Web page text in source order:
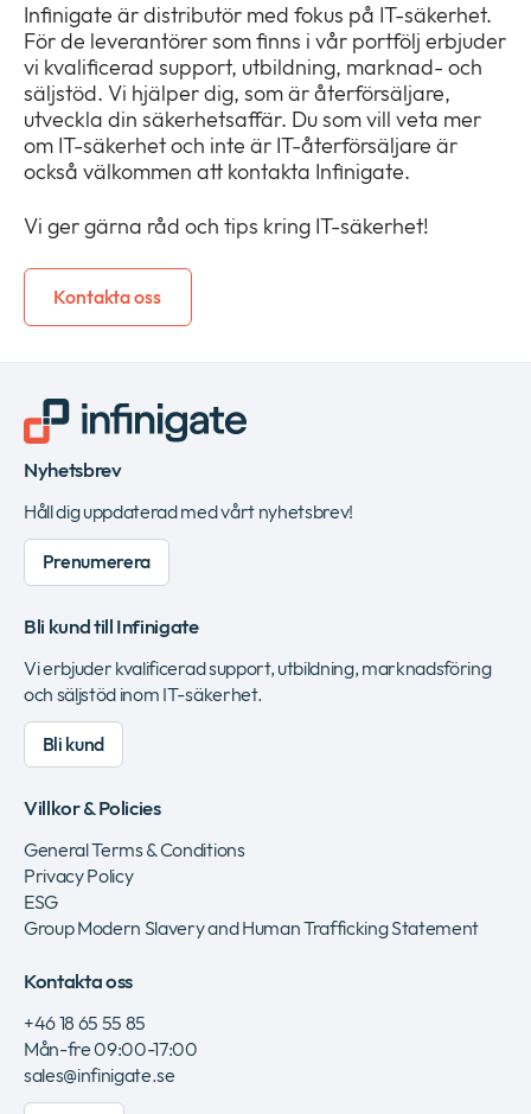
Infinigate är distributör med fokus på IT-säkerhet.
För de leverantörer som finns i vår portfölj erbjuder
vi kvalificerad support, utbildning, marknad- och
säljstöd. Vi hjälper dig, som är återförsäljare,
utveckla din säkerhetsaffär. Du som vill veta mer
om IT-säkerhet och inte är IT-återförsäljare är
också välkommen att kontakta Infinigate.
Vi ger gärna råd och tips kring IT-säkerhet!
Kontakta oss
Nyhetsbrev
Håll dig uppdaterad med vårt nyhetsbrev!
Prenumerera
Bli kund till Infinigate
Vi erbjuder kvalificerad support, utbildning, marknadsföring
och säljstöd inom IT-säkerhet.
Bli kund
Villkor & Policies
General Terms & Conditions
Privacy Policy
ESG
Group Modern Slavery and Human Trafficking Statement
Kontakta oss
+46 18 65 55 85
Mån-fre 09:00-17:00
sales@infinigate.se